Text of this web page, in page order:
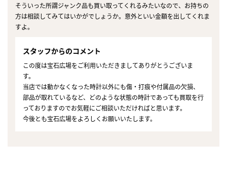
そういった所謂ジャンク品も買い取ってくれるみたいなので、お持ちの
方は相談してみてはいかがでしょうか。意外といい金額を出してくれま
すよ。
スタッフからのコメント
この度は宝石広場をご利用いただきましてありがとうございま
す。
当店では動かなくなった時計以外にも傷・打痕や付属品の欠損、
部品が取れているなど、どのような状態の時計であっても買取を行
っておりますのでお気軽にご相談いただければと思います。
今後とも宝石広場をよろしくお願いいたします。